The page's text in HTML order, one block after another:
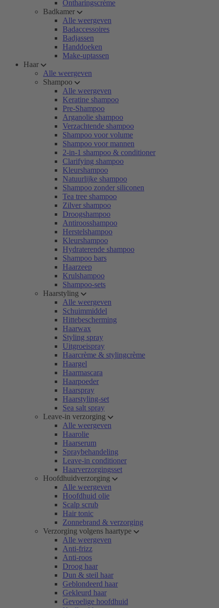
Ontharingscrème
Badkamer
Alle weergeven
Badaccessoires
Badjassen
Handdoeken
Make-uptassen
Haar
Alle weergeven
Shampoo
Alle weergeven
Keratine shampoo
Pre-Shampoo
Arganolie shampoo
Verzachtende shampoo
Shampoo voor volume
Shampoo voor mannen
2-in-1 shampoo & conditioner
Clarifying shampoo
Kleurshampoo
Natuurlijke shampoo
Shampoo zonder siliconen
Tea tree shampoo
Zilver shampoo
Droogshampoo
Antiroosshampoo
Herstelshampoo
Kleurshampoo
Hydraterende shampoo
Shampoo bars
Haarzeep
Krulshampoo
Shampoo-sets
Haarstyling
Alle weergeven
Schuimmiddel
Hittebescherming
Haarwax
Styling spray
Uitgroeispray
Haarcrème & stylingcrème
Haargel
Haarmascara
Haarpoeder
Haarspray
Haarstyling-set
Sea salt spray
Leave-in verzorging
Alle weergeven
Haarolie
Haarserum
Spraybehandeling
Leave-in conditioner
Haarverzorgingsset
Hoofdhuidverzorging
Alle weergeven
Hoofdhuid olie
Scalp scrub
Hair tonic
Zonnebrand & verzorging
Verzorging volgens haartype
Alle weergeven
Anti-frizz
Anti-roos
Droog haar
Dun & steil haar
Geblondeerd haar
Gekleurd haar
Gevoelige hoofdhuid